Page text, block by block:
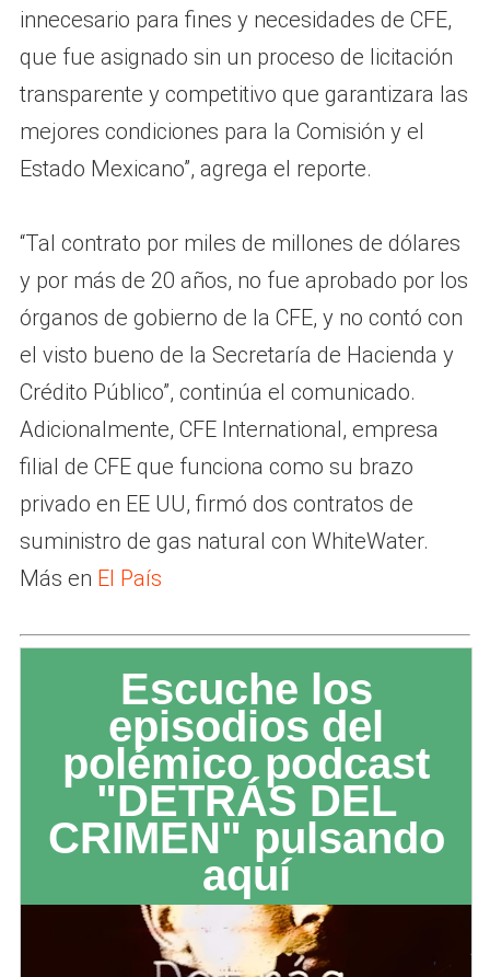
innecesario para fines y necesidades de CFE,
que fue asignado sin un proceso de licitación
transparente y competitivo que garantizara las
mejores condiciones para la Comisión y el
Estado Mexicano”, agrega el reporte.
“Tal contrato por miles de millones de dólares
y por más de 20 años, no fue aprobado por los
órganos de gobierno de la CFE, y no contó con
el visto bueno de la Secretaría de Hacienda y
Crédito Público”, continúa el comunicado.
Adicionalmente, CFE International, empresa
filial de CFE que funciona como su brazo
privado en EE UU, firmó dos contratos de
suministro de gas natural con WhiteWater.
Más en El País
Escuche los
episodios del
polémico podcast
"DETRÁS DEL
CRIMEN" pulsando
aquí